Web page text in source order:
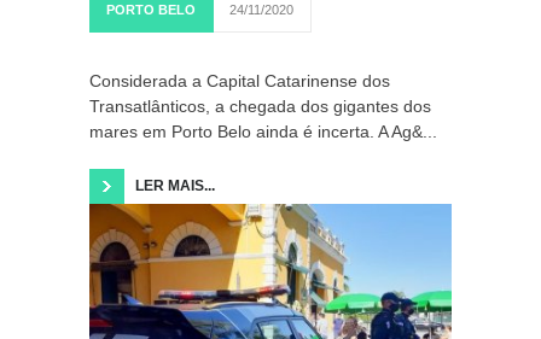
PORTO BELO 24/11/2020
Considerada a Capital Catarinense dos
Transatlânticos, a chegada dos gigantes dos
mares em Porto Belo ainda é incerta. A Ag&...
LER MAIS...